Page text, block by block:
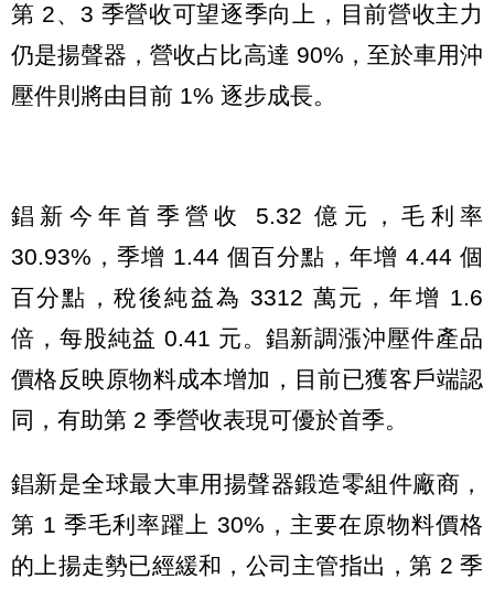
第 2、3 季營收可望逐季向上，目前營收主力
仍是揚聲器，營收占比高達 90%，至於車用沖
壓件則將由目前 1% 逐步成長。
錩新今年首季營收 5.32 億元，毛利率
30.93%，季增 1.44 個百分點，年增 4.44 個
百分點，稅後純益為 3312 萬元，年增 1.6
倍，每股純益 0.41 元。錩新調漲沖壓件產品
價格反映原物料成本增加，目前已獲客戶端認
同，有助第 2 季營收表現可優於首季。
錩新是全球最大車用揚聲器鍛造零組件廠商，
第 1 季毛利率躍上 30%，主要在原物料價格
的上揚走勢已經緩和，公司主管指出，第 2 季